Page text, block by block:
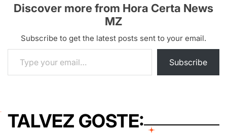
Discover more from Hora Certa News
MZ
Subscribe to get the latest posts sent to your email.
Type your email…
Subscribe
TALVEZ GOSTE: